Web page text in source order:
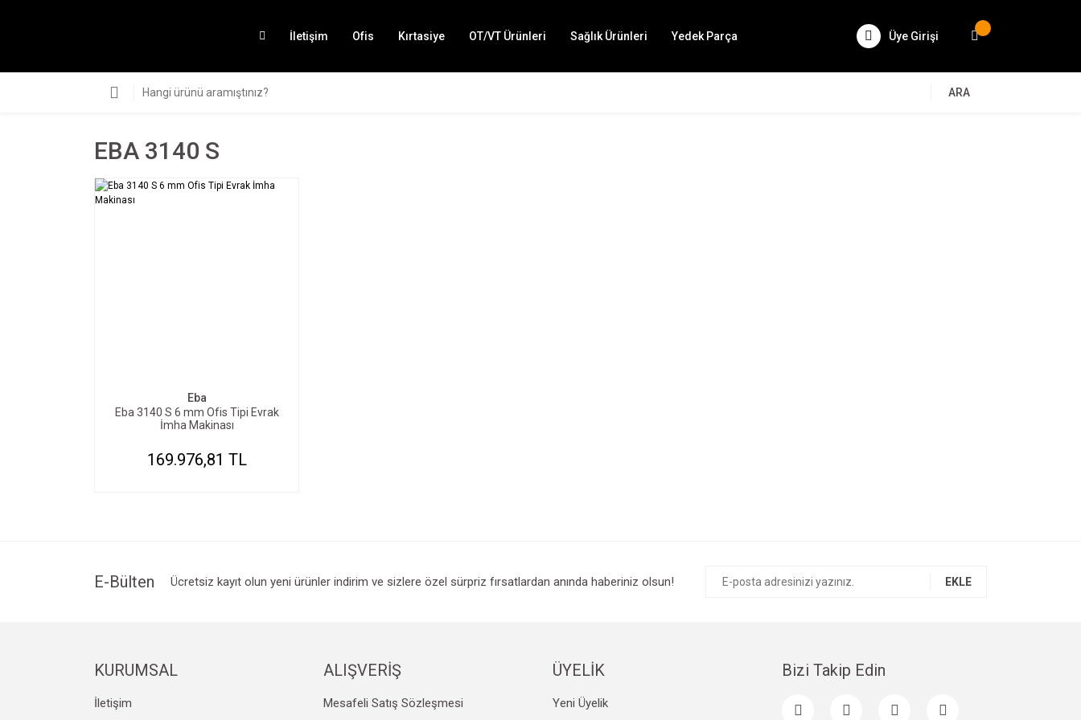
İletişim Ofis Kırtasiye OT/VT Ürünleri Sağlık Ürünleri Yedek Parça Üye Girişi
ARA
EBA 3140 S
Eba
Eba 3140 S 6 mm Ofis Tipi Evrak
İmha Makinası
169.976,81 TL
E-Bülten Ücretsiz kayıt olun yeni ürünler indirim ve sizlere özel sürpriz fırsatlardan anında haberiniz olsun! EKLE
KURUMSAL
İletişim
ALIŞVERİŞ
Mesafeli Satış Sözleşmesi
ÜYELİK
Yeni Üyelik
Bizi Takip Edin